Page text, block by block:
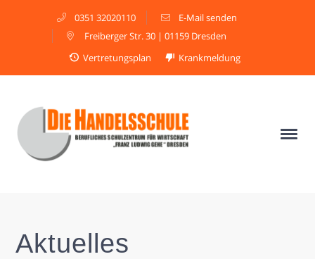
0351 32020110
E-Mail senden
Freiberger Str. 30 | 01159 Dresden
Vertretungsplan
Krankmeldung
Aktuelles